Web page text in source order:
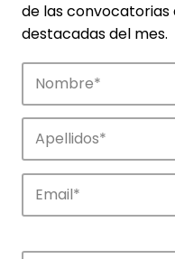
Noticias
Conoce las
de las convocatorias
destacadas del mes.